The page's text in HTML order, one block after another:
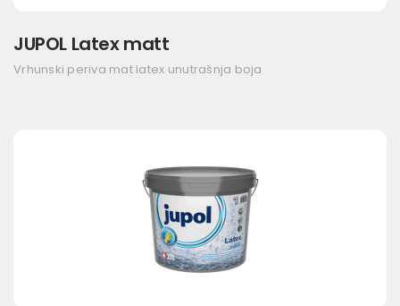
JUPOL Latex matt
Vrhunski periva mat latex unutrašnja boja